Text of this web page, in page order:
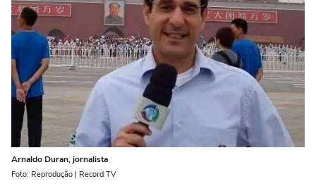
Arnaldo Duran, jornalista
Foto: Reprodução | Record TV